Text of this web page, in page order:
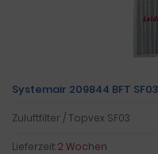
Systemair 209844 BFT SF03
Zuluftfilter / Topvex SF03
Lieferzeit:2 Wochen